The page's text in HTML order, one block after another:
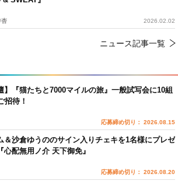
杏 2026.02.02
ニュース記事一覧
】『猫たちと7000マイルの旅』一般試写会に10組
招待！
応募締め切り： 2026.08.15
＆沙倉ゆうののサイン入りチェキを1名様にプレゼ
心配無用ノ介 天下御免』
応募締め切り： 2026.08.20